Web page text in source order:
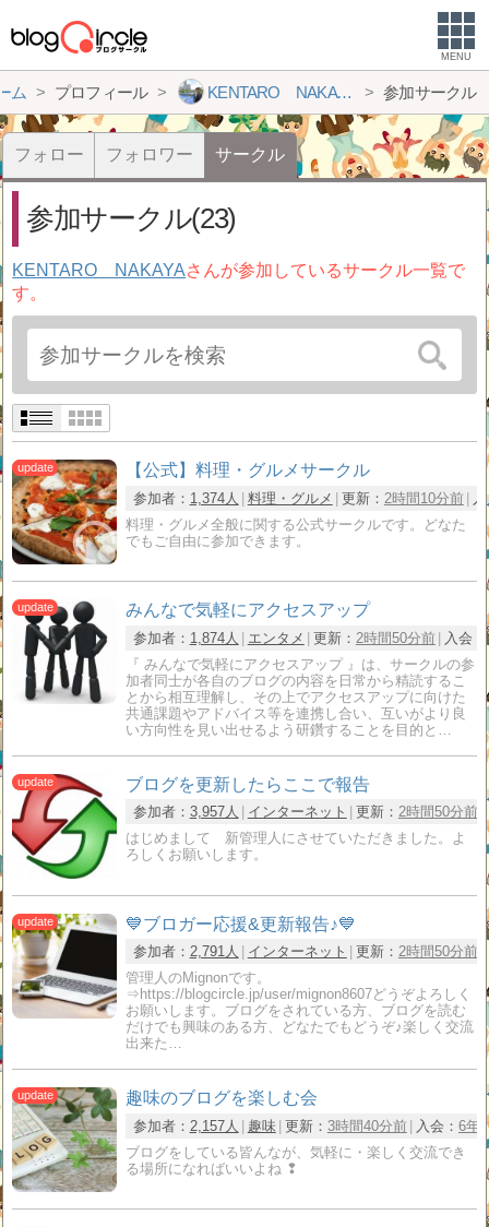
MENU
ム プロフィール KENTARO NAKAYA 参加サークル
フォロー フォロワー サークル
参加サークル(23)
KENTARO NAKAYAさんが参加しているサークル一覧で
す。
【公式】料理・グルメサークル
参加者： 1,374人 料理・グルメ 更新： 2時間10分前
料理・グルメ全般に関する公式サークルです。どなた
でもご自由に参加できます。
みんなで気軽にアクセスアップ
参加者： 1,874人 エンタメ 更新： 2時間50分前 入会：
『 みんなで気軽にアクセスアップ 』は、サークルの参
加者同士が各自のブログの内容を日常から精読するこ
とから相互理解し、その上でアクセスアップに向けた
共通課題やアドバイス等を連携し合い、互いがより良
い方向性を見い出せるよう研鑽することを目的と…
ブログを更新したらここで報告
参加者： 3,957人 インターネット 更新： 2時間50分前
はじめまして 新管理人にさせていただきました。よ
ろしくお願いします。
💙ブロガー応援&更新報告♪💙
参加者： 2,791人 インターネット 更新： 2時間50分前
管理人のMignonです。
⇒https://blogcircle.jp/user/mignon8607どうぞよろしく
お願いします。ブログをされている方、ブログを読む
だけでも興味のある方、どなたでもどうぞ♪楽しく交流
出来た…
趣味のブログを楽しむ会
参加者： 2,157人 趣味 更新： 3時間40分前 入会： 6年
ブログをしている皆んなが、気軽に・楽しく交流でき
る場所になればいいよね ❢